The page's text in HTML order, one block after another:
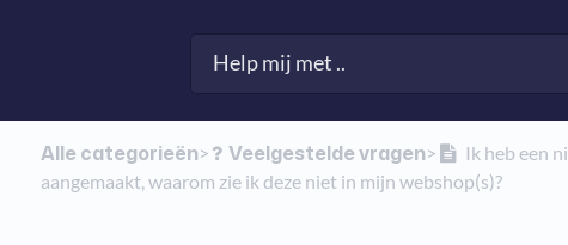
Alle categorieën​>​ ​Veelgestelde vragen​>​
Ik heb een
aangemaakt, waarom zie ik deze niet in mijn webshop(s)?